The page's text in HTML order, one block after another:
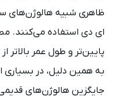
ظاهری شبیه هالوژن‌های
ای دی استفاده می‌کنند.
پایین‌تر و طول عمر
به همین دلیل، در بسیاری
جایگزین هالوژن‌های قدیمی